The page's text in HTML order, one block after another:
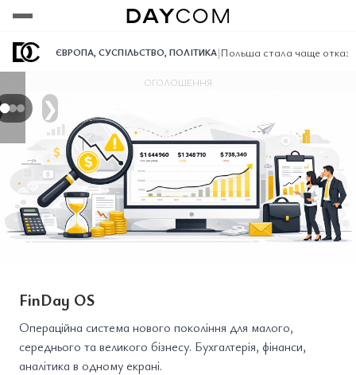
ЄВРОПА, СУСПІЛЬСТВО, ПОЛІТИКА|Польша стала чаще
❯
ОГОЛОШЕННЯ
FinDay OS
Операційна система нового покоління для малого,
середнього та великого бізнесу. Бухгалтерія, фінанси,
аналітика в одному екрані.